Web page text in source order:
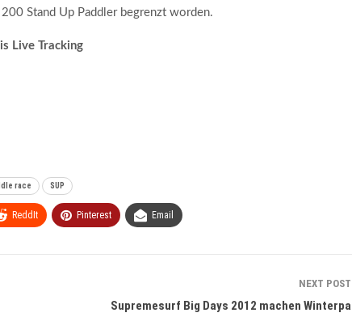
Stand Up Paddler begrenzt worden.
Live Tracking
race SUP
ReddIt Pinterest Email
NEXT POST
Supremesurf Big Days 2012 machen